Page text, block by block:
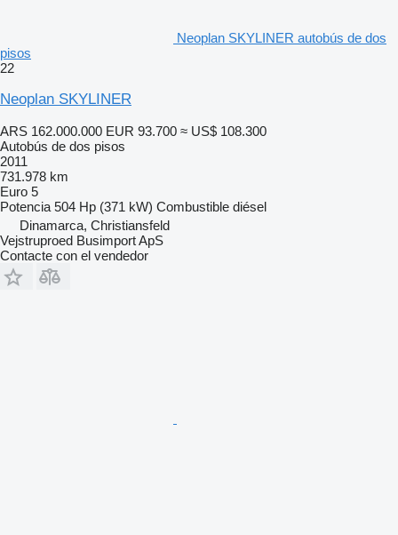
Neoplan SKYLINER autobús de dos
pisos
22
Neoplan SKYLINER
ARS 162.000.000 EUR 93.700 ≈ US$ 108.300
Autobús de dos pisos
2011
731.978 km
Euro 5
Potencia 504 Hp (371 kW) Combustible diésel
Dinamarca, Christiansfeld
Vejstruproed Busimport ApS
Contacte con el vendedor